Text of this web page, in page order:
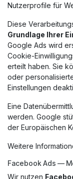
Nutzerprofile für
Diese
Grundlage Ihrer
Google Ads wird
Cookie-
erteilt haben. Sie
oder
Einstellungen
Eine
werden. Google
der Europäischen
Weitere
Facebook Ads —
Wir nutzen